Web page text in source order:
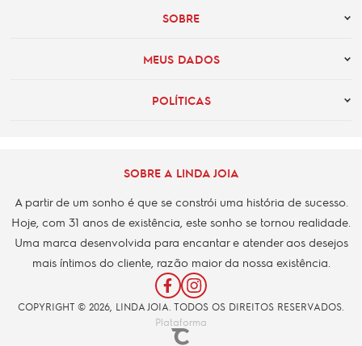
SOBRE
MEUS DADOS
POLÍTICAS
SOBRE A LINDA JOIA
A partir de um sonho é que se constrói uma história de sucesso.
Hoje, com 31 anos de existência, este sonho se tornou realidade.
Uma marca desenvolvida para encantar e atender aos desejos
mais íntimos do cliente, razão maior da nossa existência.
COPYRIGHT © 2026, LINDA JOIA. TODOS OS DIREITOS RESERVADOS.
Plataforma